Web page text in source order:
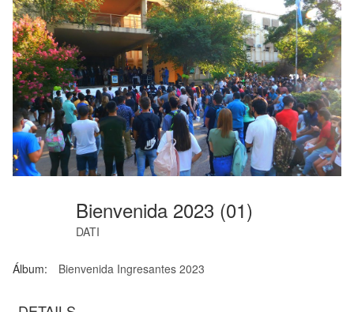
Bienvenida 2023 (01)
DATI
Álbum: Bienvenida Ingresantes 2023